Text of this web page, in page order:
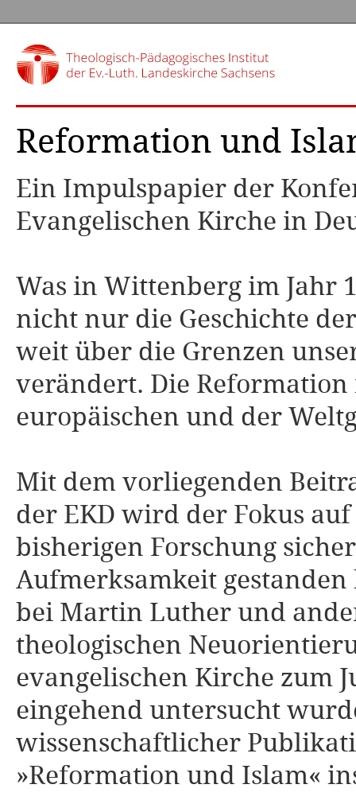
Reformation und
Ein Impulspapier der
Evangelischen Kirche in
Was in Wittenberg im Jahr
nicht nur die Geschichte
weit über die Grenzen
verändert. Die
europäischen und der
Mit dem vorliegenden
der EKD wird der Fokus
bisherigen Forschung
Aufmerksamkeit
bei Martin Luther und
theologischen
evangelischen Kirche zum
eingehend untersucht
wissenschaftlicher
»Reformation und Islam«